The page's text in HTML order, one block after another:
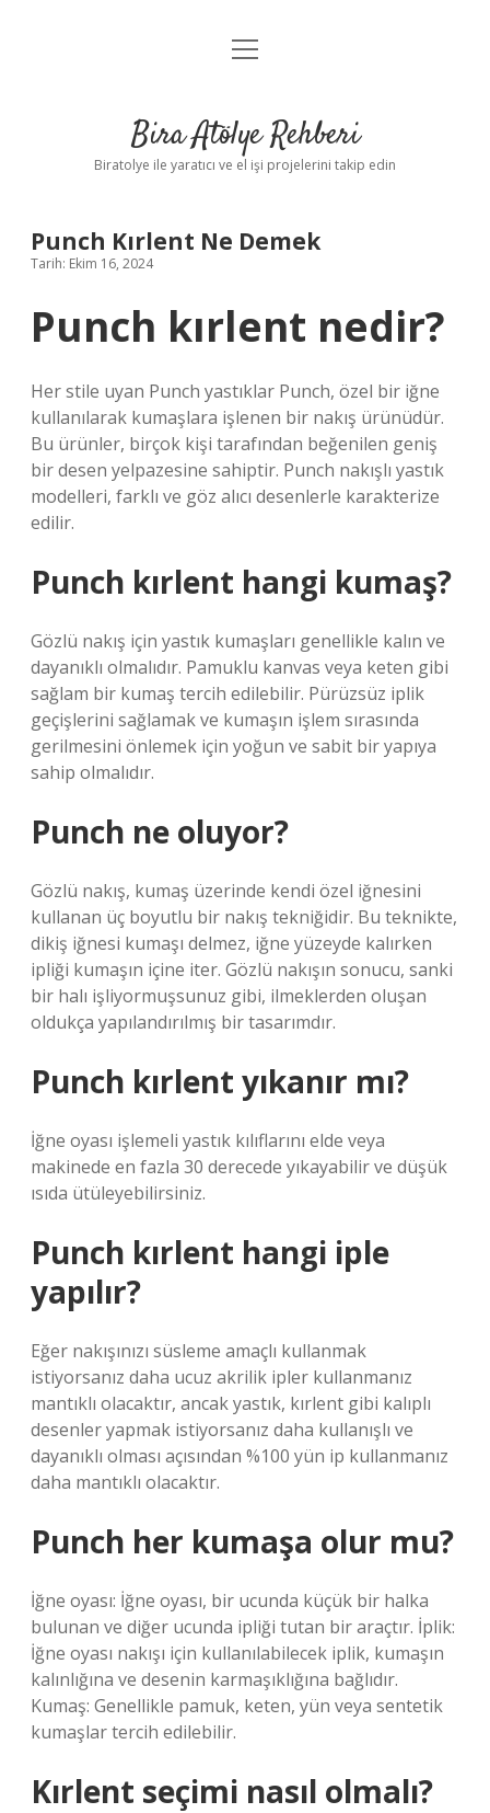
Anasayfa
Yasal Uyarı
menüyü
Bira Atölye Rehberi
Biratolye ile yaratıcı ve el işi projelerini takip edin
Punch Kırlent Ne Demek
Tarih: Ekim 16, 2024
Punch kırlent nedir?
Her stile uyan Punch yastıklar Punch, özel bir iğne
kullanılarak kumaşlara işlenen bir nakış ürünüdür.
Bu ürünler, birçok kişi tarafından beğenilen geniş
bir desen yelpazesine sahiptir. Punch nakışlı yastık
modelleri, farklı ve göz alıcı desenlerle karakterize
edilir.
Punch kırlent hangi kumaş?
Gözlü nakış için yastık kumaşları genellikle kalın ve
dayanıklı olmalıdır. Pamuklu kanvas veya keten gibi
sağlam bir kumaş tercih edilebilir. Pürüzsüz iplik
geçişlerini sağlamak ve kumaşın işlem sırasında
gerilmesini önlemek için yoğun ve sabit bir yapıya
sahip olmalıdır.
Punch ne oluyor?
Gözlü nakış, kumaş üzerinde kendi özel iğnesini
kullanan üç boyutlu bir nakış tekniğidir. Bu teknikte,
dikiş iğnesi kumaşı delmez, iğne yüzeyde kalırken
ipliği kumaşın içine iter. Gözlü nakışın sonucu, sanki
bir halı işliyormuşsunuz gibi, ilmeklerden oluşan
oldukça yapılandırılmış bir tasarımdır.
Punch kırlent yıkanır mı?
İğne oyası işlemeli yastık kılıflarını elde veya
makinede en fazla 30 derecede yıkayabilir ve düşük
ısıda ütüleyebilirsiniz.
Punch kırlent hangi iple
yapılır?
Eğer nakışınızı süsleme amaçlı kullanmak
istiyorsanız daha ucuz akrilik ipler kullanmanız
mantıklı olacaktır, ancak yastık, kırlent gibi kalıplı
desenler yapmak istiyorsanız daha kullanışlı ve
dayanıklı olması açısından %100 yün ip kullanmanız
daha mantıklı olacaktır.
Punch her kumaşa olur mu?
İğne oyası: İğne oyası, bir ucunda küçük bir halka
bulunan ve diğer ucunda ipliği tutan bir araçtır. İplik:
İğne oyası nakışı için kullanılabilecek iplik, kumaşın
kalınlığına ve desenin karmaşıklığına bağlıdır.
Kumaş: Genellikle pamuk, keten, yün veya sentetik
kumaşlar tercih edilebilir.
Kırlent seçimi nasıl olmalı?